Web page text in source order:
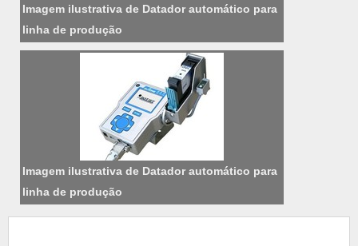
Imagem ilustrativa de Datador automático para
linha de produção
Imagem ilustrativa de Datador automático para
linha de produção